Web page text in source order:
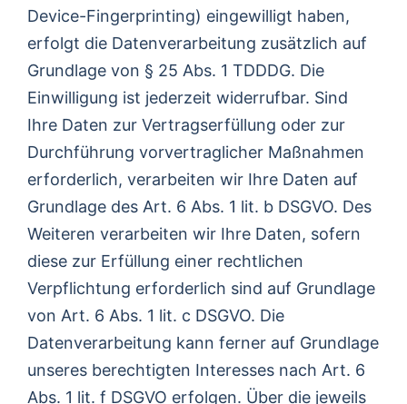
Device-Fingerprinting) eingewilligt haben,
erfolgt die Datenverarbeitung zusätzlich auf
Grundlage von § 25 Abs. 1 TDDDG. Die
Einwilligung ist jederzeit widerrufbar. Sind
Ihre Daten zur Vertragserfüllung oder zur
Durchführung vorvertraglicher Maßnahmen
erforderlich, verarbeiten wir Ihre Daten auf
Grundlage des Art. 6 Abs. 1 lit. b DSGVO. Des
Weiteren verarbeiten wir Ihre Daten, sofern
diese zur Erfüllung einer rechtlichen
Verpflichtung erforderlich sind auf Grundlage
von Art. 6 Abs. 1 lit. c DSGVO. Die
Datenverarbeitung kann ferner auf Grundlage
unseres berechtigten Interesses nach Art. 6
Abs. 1 lit. f DSGVO erfolgen. Über die jeweils